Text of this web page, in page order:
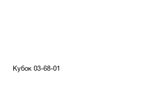
Кубок 03-68-01